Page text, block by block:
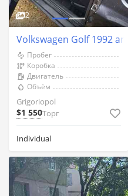
2
Volkswagen Golf 1992 an
Пробег
Коробка
Двигатель
Объём
Grigoriopol
$1 550Торг
Individual